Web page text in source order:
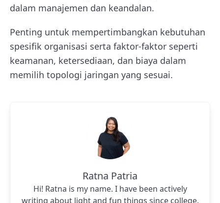
dalam manajemen dan keandalan.
Penting untuk mempertimbangkan kebutuhan
spesifik organisasi serta faktor-faktor seperti
keamanan, ketersediaan, dan biaya dalam
memilih topologi jaringan yang sesuai.
Ratna Patria
Hi! Ratna is my name. I have been actively
writing about light and fun things since college.